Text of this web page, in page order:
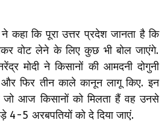
कहा कि पूरा उत्तर प्रदेश जानता है कि
वोट लेने के लिए कुछ भी बोल जाएंगे.
मोदी ने किसानों की आमदनी दोगुनी
और फिर तीन काले कानून लागू किए. इन
जो आज किसानों को मिलता हैं वह उनसे
5 अरबपतियों को दे दिया जाएं.